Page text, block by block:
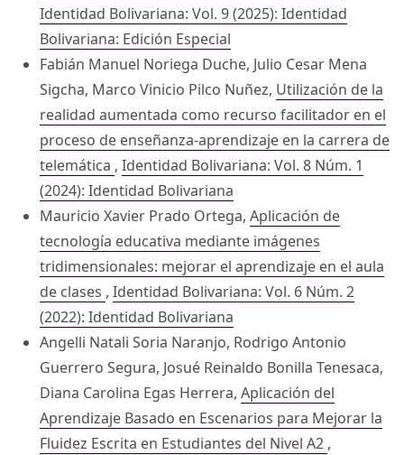
Identidad Bolivariana: Vol. 9 (2025): Identidad
Bolivariana: Edición Especial
Fabián Manuel Noriega Duche, Julio Cesar Mena
Sigcha, Marco Vinicio Pilco Nuñez, Utilización de la
realidad aumentada como recurso facilitador en el
proceso de enseñanza-aprendizaje en la carrera de
telemática , Identidad Bolivariana: Vol. 8 Núm. 1
(2024): Identidad Bolivariana
Mauricio Xavier Prado Ortega, Aplicación de
tecnología educativa mediante imágenes
tridimensionales: mejorar el aprendizaje en el aula
de clases , Identidad Bolivariana: Vol. 6 Núm. 2
(2022): Identidad Bolivariana
Angelli Natali Soria Naranjo, Rodrigo Antonio
Guerrero Segura, Josué Reinaldo Bonilla Tenesaca,
Diana Carolina Egas Herrera, Aplicación del
Aprendizaje Basado en Escenarios para Mejorar la
Fluidez Escrita en Estudiantes del Nivel A2 ,